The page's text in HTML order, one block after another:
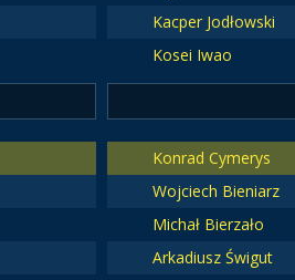
Kacper Jodłowski
Kosei Iwao
Konrad Cymerys
Wojciech Bieniarz
Michał Bierzało
Arkadiusz Świgut